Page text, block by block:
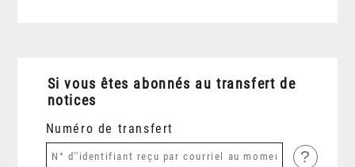
Si vous êtes abonnés au transfert de
notices
Numéro de transfert
?